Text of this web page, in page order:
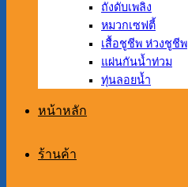
ถังดับเพลิง
หมวกเซฟตี้
เสื้อชูชีพ ห่วงชูชีพ
แผ่นกันน้ำท่วม
ทุ่นลอยน้ำ
หน้าหลัก
ร้านค้า